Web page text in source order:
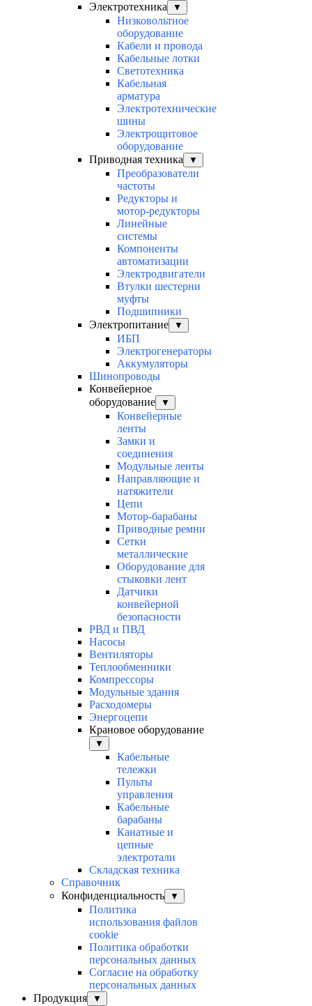
Электротехника ▼
Низковольтное
оборудование
Кабели и провода
Кабельные лотки
Светотехника
Кабельная
арматура
Электротехнические
шины
Электрощитовое
оборудование
Приводная техника
▼
Преобразователи
частоты
Редукторы и
мотор-редукторы
Линейные
системы
Компоненты
автоматизации
Электродвигатели
Втулки шестерни
муфты
Подшипники
Электропитание
▼
ИБП
Электрогенераторы
Аккумуляторы
Шинопроводы
Конвейерное
оборудование
▼
Конвейерные
ленты
Замки и
соединения
Модульные ленты
Направляющие и
натяжители
Цепи
Мотор-барабаны
Приводные ремни
Сетки
металлические
Оборудование для
стыковки лент
Датчики
конвейерной
безопасности
РВД и ПВД
Насосы
Вентиляторы
Теплообменники
Компрессоры
Модульные здания
Расходомеры
Энергоцепи
Крановое оборудование
▼
Кабельные
тележки
Пульты
управления
Кабельные
барабаны
Канатные и
цепные
электротали
Складская техника
Справочник
Конфиденциальность
▼
Политика
использования файлов
cookie
Политика обработки
персональных данных
Согласие на обработку
персональных данных
Продукция
▼